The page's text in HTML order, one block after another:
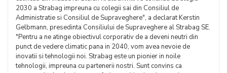
2030 a Strabag impreuna cu colegii sai din Consiliul de
Administratie si Consiliul de Supraveghere", a declarat Kerstin
Gelbmann, presedinta Consiliului de Supraveghere al Strabag SE.
"Pentru a ne atinge obiectivul corporativ de a deveni neutri din
punct de vedere climatic pana in 2040, vom avea nevoie de
inovatii si tehnologii noi. Strabag este un pionier in noile
tehnologii, impreuna cu partenerii nostri. Sunt convins ca